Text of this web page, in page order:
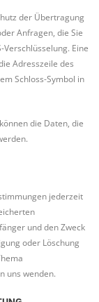
der Übertragung
Anfragen, die Sie
Verschlüsselung. Eine
Adresszeile des
Schloss-Symbol in
die Daten, die
jederzeit
und den Zweck
oder Löschung
uns wenden.